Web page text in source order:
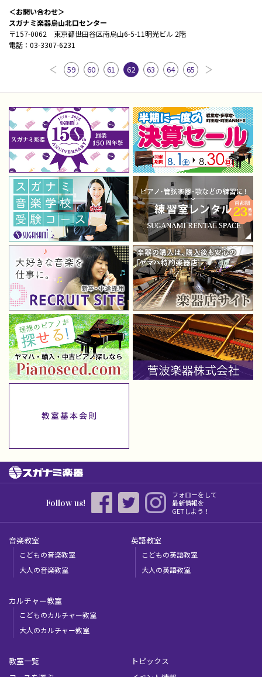
＜お問い合わせ＞
スガナミ楽器烏山北口センター
〒157-0062 東京都世田谷区南烏山6-5-11明光ビル 2階
電話：03-3307-6231
59 60 61 62 63 64 65
Follow us!
フォローをして
最新情報を
GETしよう！
音楽教室
こどもの音楽教室
大人の音楽教室
英語教室
こどもの英語教室
大人の英語教室
カルチャー教室
こどものカルチャー教室
大人のカルチャー教室
教室一覧
トピックス